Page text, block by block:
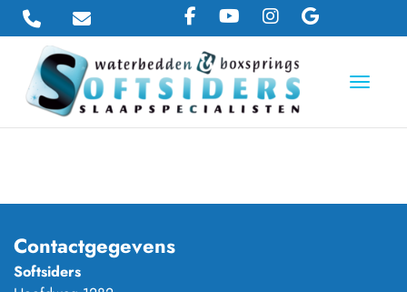
Toggle
Contactgegevens
Softsiders